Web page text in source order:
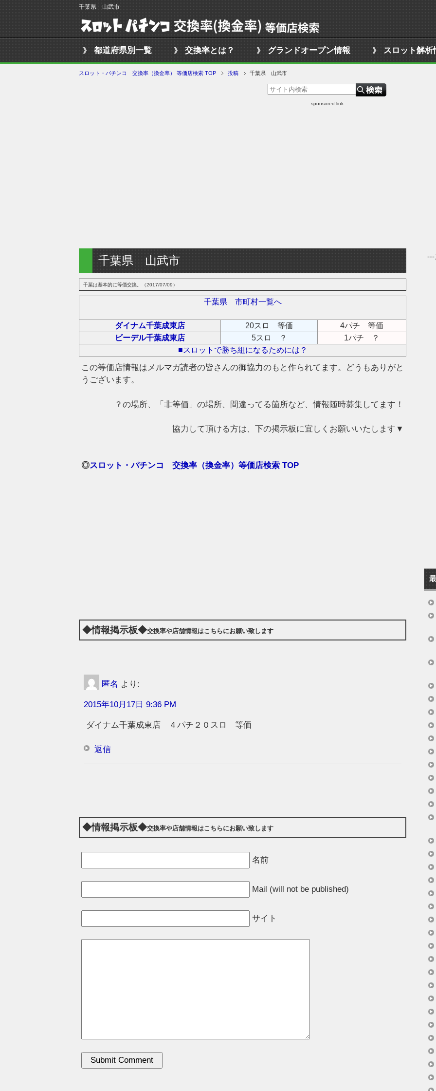
都道府県別一覧 交換率とは？ グランドオープン情報 スロット解析
スロット・パチンコ 交換率（換金率） 等価店検索 TOP 投稿 千葉県 山武市
---- sponsored link ----
千葉県 山武市
千葉は基本的に等価交換。（2017/07/09）
千葉県 市町村一覧へ
ダイナム千葉成東店 20スロ 等価
4パチ 等価
ビーデル千葉成東店
5スロ ？
1パチ ？
■スロットで勝ち組になるためには？
この等価店情報はメルマガ読者の皆さんの御協力のもと作られてます。どうもありがと
うございます。
？の場所、「非等価」の場所、間違ってる箇所など、情報随時募集してます！
協力して頂ける方は、下の掲示板に宜しくお願いいたします▼
◎スロット・パチンコ 交換率（換金率）等価店検索 TOP
◆情報掲示板◆交換率や店舗情報はこちらにお願い致します
匿名 より:
2015年10月17日 9:36 PM
ダイナム千葉成東店 ４パチ２０スロ 等価
返信
◆情報掲示板◆交換率や店舗情報はこちらにお願い致します
名前
Mail (will not be published)
サイト
---
千葉県 山武市